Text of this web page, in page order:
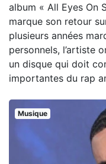
album « All Eyes On
marque son retour
plusieurs années
personnels, l’artiste
un disque qui doit
importantes du rap
Musique